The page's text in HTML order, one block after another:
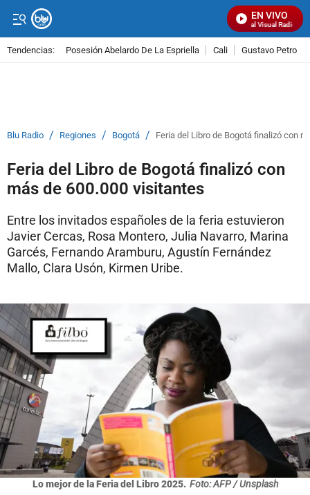
EN VIVO
Señal Visual Radio
Tendencias: Posesión Abelardo De La Espriella Cali Gustavo Petro
Blu Radio / Regiones / Bogotá / Feria del Libro de Bogotá finalizó con
Feria del Libro de Bogotá finalizó con
más de 600.000 visitantes
Entre los invitados españoles de la feria estuvieron
Javier Cercas, Rosa Montero, Julia Navarro, Marina
Garcés, Fernando Aramburu, Agustín Fernández
Mallo, Clara Usón, Kirmen Uribe.
Lo mejor de la Feria del Libro 2025. Foto: AFP / Unsplash